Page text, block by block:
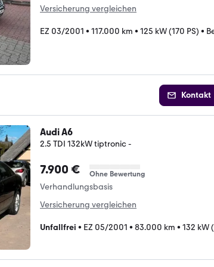
Versicherung vergleichen
EZ 03/2001 • 117.000 km • 125 kW (170 PS) •
Kontakt
Audi A6
2.5 TDI 132kW tiptronic -
7.900 € Ohne Bewertung
Verhandlungsbasis
Versicherung vergleichen
Unfallfrei • EZ 05/2001 • 83.000 km • 132 kW